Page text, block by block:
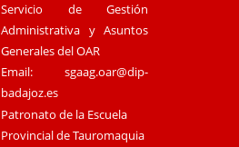
Servicio de Gestión
Administrativa y Asuntos
Generales del OAR
Email:sgaag.oar@dip-
badajoz.es
Patronato de la Escuela
Provincial de Tauromaquia